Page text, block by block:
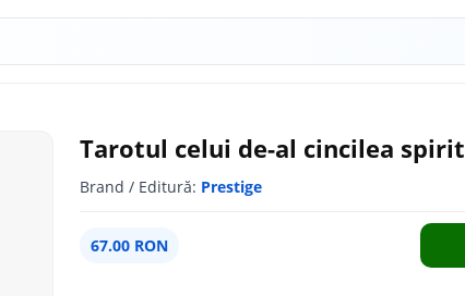
Tarotul celui de-al cincilea spirit
Brand / Editură: Prestige
67.00 RON